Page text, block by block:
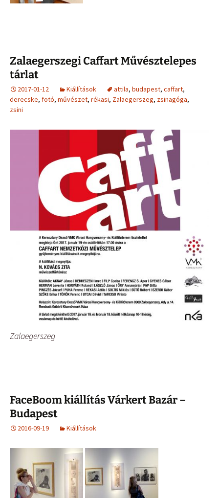
Zalaegerszegi Caffart Művésztelepes
tárlat
2017-01-12 Kiállítások attila, budapest, caffart,
derecske, fotó, művészet, rékasi, Zalaegerszeg, zsinagóga,
zsini
Zalaegerszeg
FaceBoom kiállítás Várkert Bazár –
Budapest
2016-09-19 Kiállítások